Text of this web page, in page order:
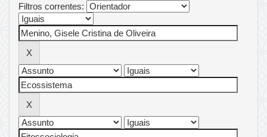
Filtros correntes: